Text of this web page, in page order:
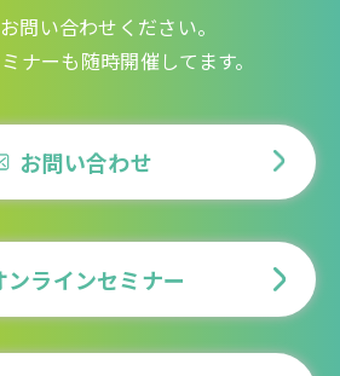
問い合わせください。
ナーも随時開催してます。
お問い合わせ
ンラインセミナー